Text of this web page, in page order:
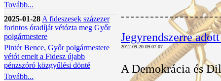
Tovább...
2025-01-28 A fideszesek százezer
forintos óradíját vétózta meg Győr
polgármestere
Pintér Bence, Győr polgármestere
vétót emelt a Fidesz újabb
pénzszóró közgyűlési dönté
Tovább...
Jegyrendszerre
2012-09-20 09:07:07
A Demokrácia és